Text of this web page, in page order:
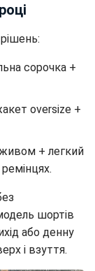
сорочка +
oversize +
+ легкий
шортів
або денну
і взуття.